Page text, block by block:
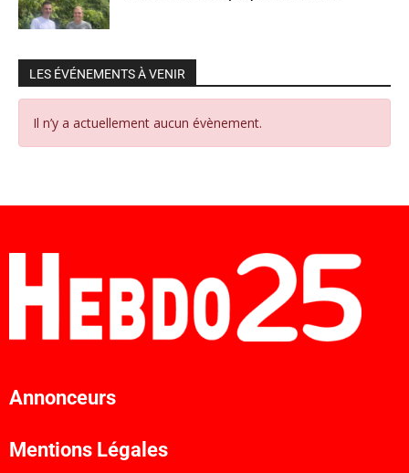
LES ÉVÉNEMENTS À VENIR
Il n’y a actuellement aucun évènement.
Annonceurs
Mentions Légales